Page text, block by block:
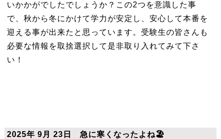
いかかがでしたでしょうか？この2つを意識した事
で、秋から冬にかけて学力が安定し、安心して本番を
迎える事が出来たと思っています。受験生の皆さんも
必要な情報を取捨選択して是非取り入れてみて下さ
い！
2025年 9月 23日 急に寒くなったよね🏖️